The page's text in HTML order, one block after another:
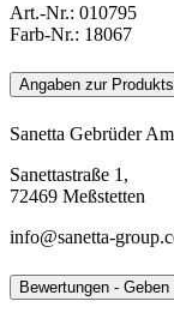
Art.-Nr.: 010795
Farb-Nr.: 18067
Angaben zur
Sanetta Gebrüder
Sanettastraße 1,
72469 Meßstetten
info@sanetta-
Bewertungen -